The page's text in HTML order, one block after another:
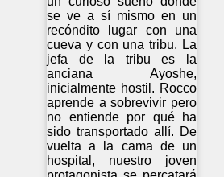
se ve a sí mismo en un
recóndito lugar con una
cueva y con una tribu. La
jefa de la tribu es la
anciana Ayoshe,
inicialmente hostil. Rocco
aprende a sobrevivir pero
no entiende por qué ha
sido transportado allí. De
vuelta a la cama de un
hospital, nuestro joven